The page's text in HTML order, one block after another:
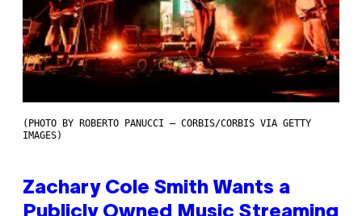
(PHOTO BY ROBERTO PANUCCI – CORBIS/CORBIS VIA GETTY
IMAGES)
Zachary Cole Smith Wants a